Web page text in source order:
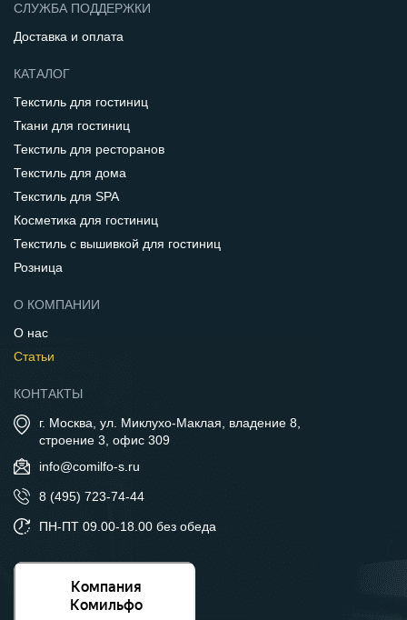
СЛУЖБА ПОДДЕРЖКИ
Доставка и оплата
КАТАЛОГ
Текстиль для гостиниц
Ткани для гостиниц
Текстиль для ресторанов
Текстиль для дома
Текстиль для SPA
Косметика для гостиниц
Текстиль с вышивкой для гостиниц
Розница
О КОМПАНИИ
О нас
Статьи
КОНТАКТЫ
г. Москва, ул. Миклухо-Маклая, владение 8,
строение 3, офис 309
info@comilfo-s.ru
8 (495) 723-74-44
ПН-ПТ 09.00-18.00 без обеда